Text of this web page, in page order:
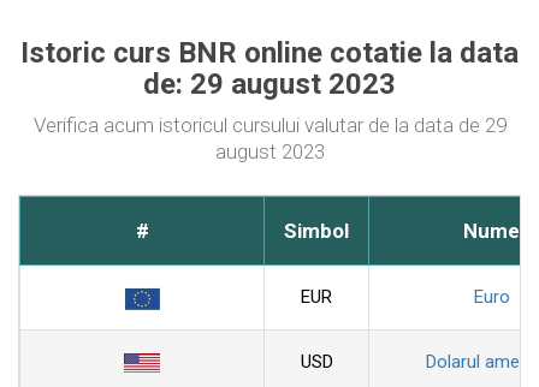
Istoric curs BNR online cotatie la data
de: 29 august 2023
Verifica acum istoricul cursului valutar de la data de 29
august 2023
# Simbol Nume
EUR Euro
USD Dolarul